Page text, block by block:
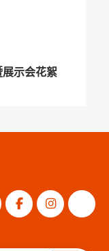
示会花絮